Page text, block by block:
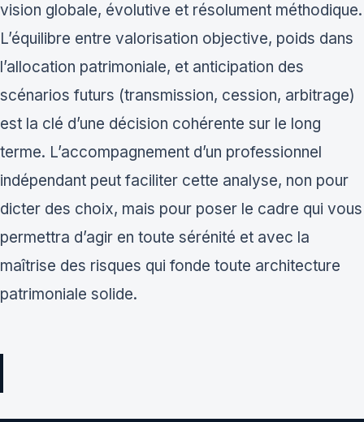
vision globale, évolutive et résolument méthodique.
L’équilibre entre valorisation objective, poids dans
l’allocation patrimoniale, et anticipation des
scénarios futurs (transmission, cession, arbitrage)
est la clé d’une décision cohérente sur le long
terme. L’accompagnement d’un professionnel
indépendant peut faciliter cette analyse, non pour
dicter des choix, mais pour poser le cadre qui vous
permettra d’agir en toute sérénité et avec la
maîtrise des risques qui fonde toute architecture
patrimoniale solide.